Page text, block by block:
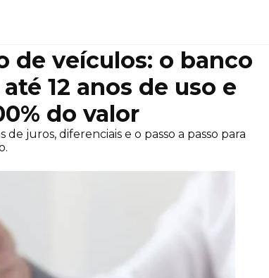
de veículos: o banco
12 anos de uso e
do valor
juros, diferenciais e o passo a passo para